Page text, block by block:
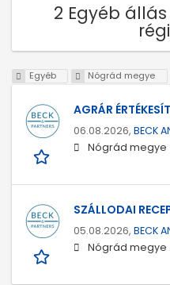
2 Egyéb
Egyéb Nógrád megye
AGRÁR
06.08.2026, BECK
Nógrád megye
SZÁLLODAI
05.08.2026, BECK
Nógrád megye